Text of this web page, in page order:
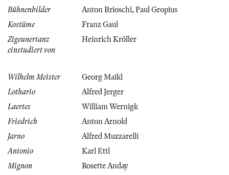
Bühnenbilder
Anton Brioschi,Paul Gropius
Kostüme
Franz Gaul
Zigeunertanz
einstudiert von
Heinrich Kröller
Wilhelm Meister
Georg Maikl
Lothario
Alfred Jerger
Laertes
William Wernigk
Friedrich
Anton Arnold
Jarno
Alfred Muzzarelli
Antonio
Karl Ettl
Mignon
Rosette Anday